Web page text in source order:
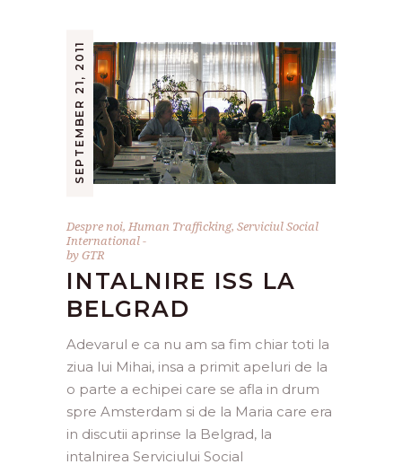
SEPTEMBER 21, 2011
Despre noi, Human Trafficking, Serviciul Social
International
byGTR
INTALNIRE ISS LA
BELGRAD
Adevarul e ca nu am sa fim chiar toti la
ziua lui Mihai, insa a primit apeluri de la
o parte a echipei care se afla in drum
spre Amsterdam si de la Maria care era
in discutii aprinse la Belgrad, la
intalnirea Serviciului Social